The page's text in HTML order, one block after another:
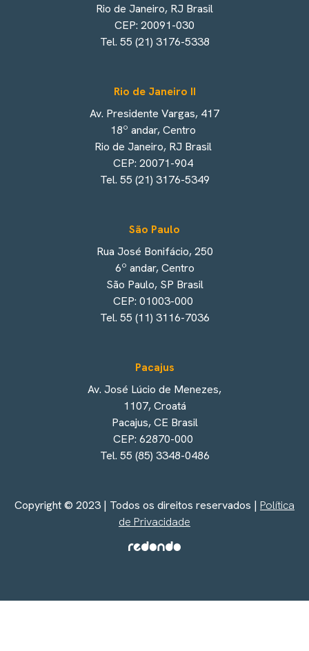
Rio de Janeiro, RJ Brasil
CEP: 20091-030
Tel. 55 (21) 3176-5338
Rio de Janeiro II
Av. Presidente Vargas, 417
18º andar, Centro
Rio de Janeiro, RJ Brasil
CEP: 20071-904
Tel. 55 (21) 3176-5349
São Paulo
Rua José Bonifácio, 250
6º andar, Centro
São Paulo, SP Brasil
CEP: 01003-000
Tel. 55 (11) 3116-7036
Pacajus
Av. José Lúcio de Menezes,
1107, Croatá
Pacajus, CE Brasil
CEP: 62870-000
Tel. 55 (85) 3348-0486
Copyright © 2023 | Todos os direitos reservados | Política
de Privacidade